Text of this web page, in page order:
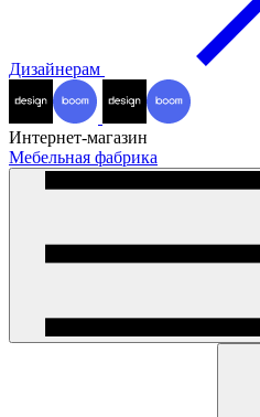
Дизайнерам
Интернет-магазин
Мебельная фабрика